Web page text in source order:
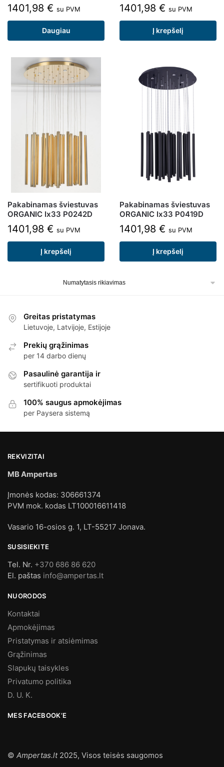
1401,98 € su PVM
Daugiau
1401,98 € su PVM
Į krepšelį
Pakabinamas šviestuvas
ORGANIC Ix33 P0242D
1401,98 € su PVM
Į krepšelį
Pakabinamas šviestuvas
ORGANIC Ix33 P0419D
1401,98 € su PVM
Į krepšelį
Greitas pristatymas
Lietuvoje, Latvijoje, Estijoje
Prekių grąžinimas
per 14 darbo dienų
Pasaulinė garantija ir
sertifikuoti produktai
100% saugus apmokėjimas
per Paysera sistemą
REKVIZITAI
MB Ampertas
Įmonės kodas: 306661374
PVM mok. kodas LT100016611418
Vasario 16-osios g. 1, LT-55217 Jonava.
SUSISIEKITE
Tel. Nr. +370 686 86 620
El. paštas info@ampertas.lt
NUORODOS
Kontaktai
Apmokėjimas
Pristatymas ir atsiėmimas
Grąžinimas
Slapukų taisykles
Privatumo politika
D. U. K.
MES FACEBOOK’E
© Ampertas.lt2025, Visos teisės saugomos